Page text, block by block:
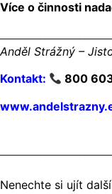
Více o činnosti
Anděl Strážný –
Kontakt:
800
Nenechte si ujít